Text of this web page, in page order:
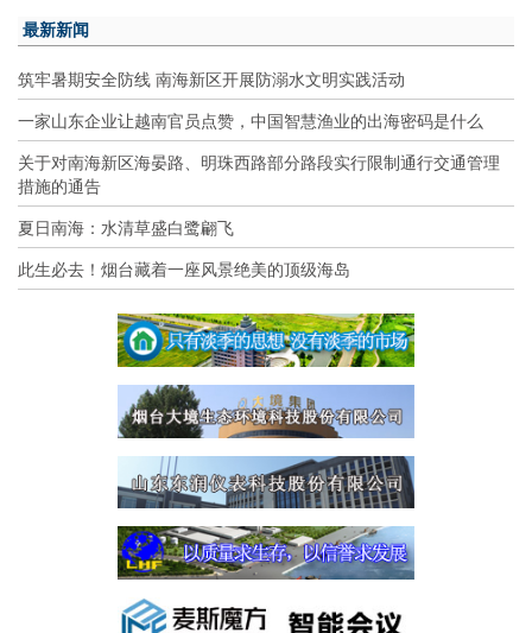
最新新闻
筑牢暑期安全防线 南海新区开展防溺水文明实践活动
一家山东企业让越南官员点赞，中国智慧渔业的出海密码是什么
关于对南海新区海晏路、明珠西路部分路段实行限制通行交通管理
措施的通告
夏日南海：水清草盛白鹭翩飞
此生必去！烟台藏着一座风景绝美的顶级海岛